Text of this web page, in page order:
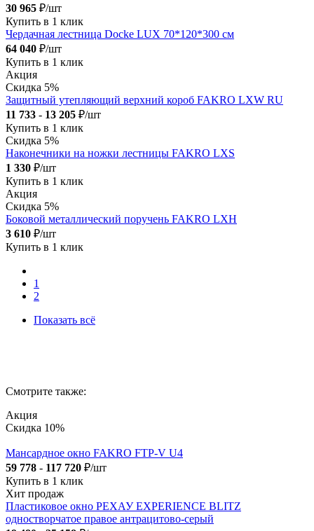
30 965 ₽/шт
Купить в 1 клик
Чердачная лестница Docke LUX 70*120*300 см
64 040 ₽/шт
Купить в 1 клик
Акция
Скидка 5%
Защитный утепляющий верхний короб FAKRO LXW RU
11 733 - 13 205 ₽/шт
Купить в 1 клик
Скидка 5%
Наконечники на ножки лестницы FAKRO LXS
1 330 ₽/шт
Купить в 1 клик
Акция
Скидка 5%
Боковой металлический поручень FAKRO LXH
3 610 ₽/шт
Купить в 1 клик
1
2
Показать всё
Смотрите также:
Акция
Скидка 10%
Мансардное окно FAKRO FTP-V U4
59 778 - 117 720 ₽/шт
Купить в 1 клик
Хит продаж
Пластиковое окно РЕХАУ EXPERIENCE BLITZ
одностворчатое правое антрацитово-серый